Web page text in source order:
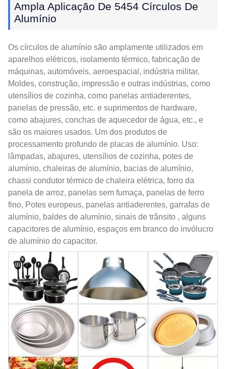
Ampla Aplicação De 5454 Círculos De
Alumínio
Os círculos de alumínio são amplamente utilizados em
aparelhos elétricos, isolamento térmico, fabricação de
máquinas, automóveis, aeroespacial, indústria militar,
Moldes, construção, impressão e outras indústrias, como
utensílios de cozinha, como panelas antiaderentes,
panelas de pressão, etc. e suprimentos de hardware,
como abajures, conchas de aquecedor de água, etc., e
são os maiores usados. Um dos produtos de
processamento profundo de placas de alumínio. Uso:
lâmpadas, abajures, utensílios de cozinha, potes de
alumínio, chaleiras de alumínio, bacias de alumínio,
chassi condutor térmico de chaleira elétrica, forro da
panela de arroz, panelas sem fumaça, panelas de ferro
fino, Potes europeus, panelas antiaderentes, garrafas de
alumínio, baldes de alumínio, sinais de trânsito , alguns
capacitores de alumínio, espaços em branco do invólucro
de alumínio do capacitor.